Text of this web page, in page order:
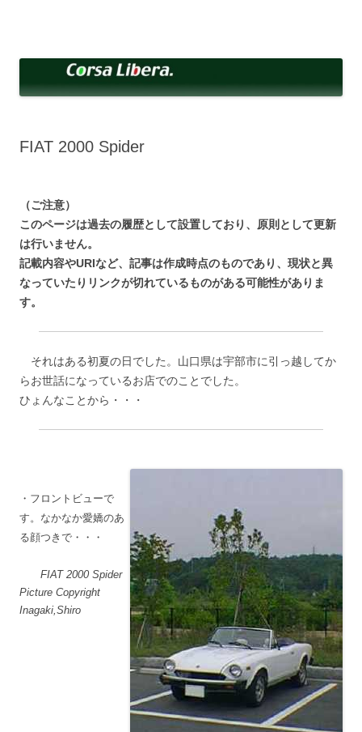
へ
ッ
FIAT 2000 Spider
（ご注意）
このページは過去の履歴として設置しており、原則として更新
は行いません。
記載内容やURIなど、記事は作成時点のものであり、現状と異
なっていたりリンクが切れているものがある可能性がありま
す。
それはある初夏の日でした。山口県は宇部市に引っ越してか
らお世話になっているお店でのことでした。
ひょんなことから・・・
・フロントビューで
す。なかなか愛嬌のあ
る顔つきで・・・
FIAT 2000 Spider
Picture Copyright
Inagaki,Shiro